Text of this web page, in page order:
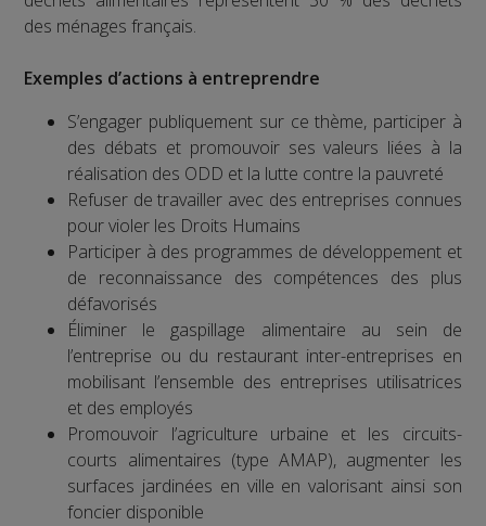
des ménages français.
Exemples d’actions à entreprendre
S’engager publiquement sur ce thème, participer à
des débats et promouvoir ses valeurs liées à la
réalisation des ODD et la lutte contre la pauvreté
Refuser de travailler avec des entreprises connues
pour violer les Droits Humains
Participer à des programmes de développement et
de reconnaissance des compétences des plus
défavorisés
Éliminer le gaspillage alimentaire au sein de
l’entreprise ou du restaurant inter-entreprises en
mobilisant l’ensemble des entreprises utilisatrices
et des employés
Promouvoir l’agriculture urbaine et les circuits-
courts alimentaires (type AMAP), augmenter les
surfaces jardinées en ville en valorisant ainsi son
foncier disponible